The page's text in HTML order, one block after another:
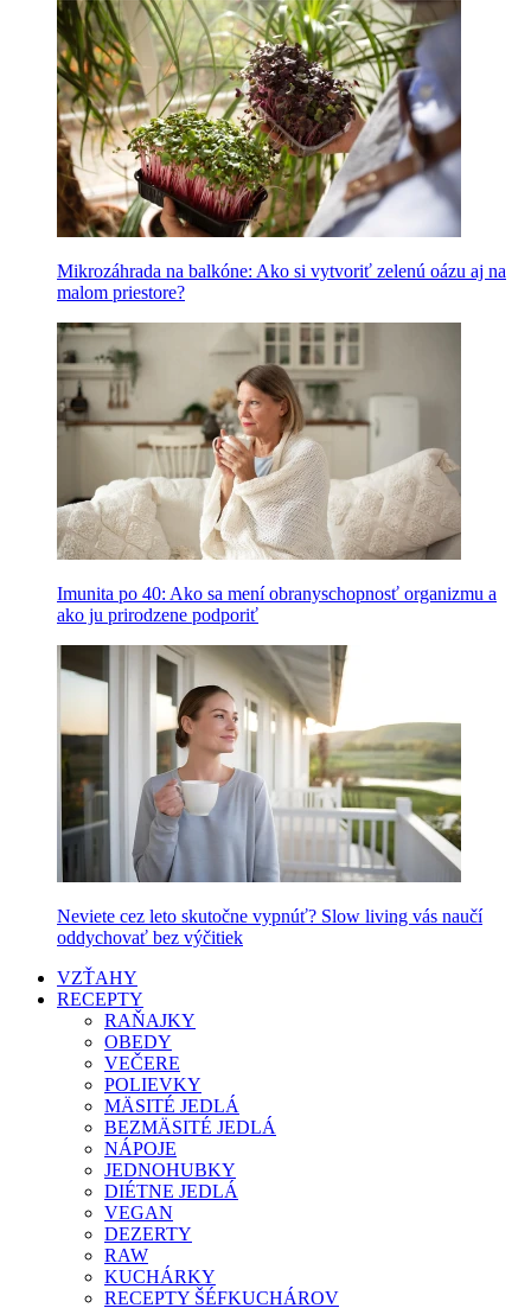
Mikrozáhrada na balkóne: Ako si vytvoriť zelenú oázu aj na
malom priestore?
Imunita po 40: Ako sa mení obranyschopnosť organizmu a
ako ju prirodzene podporiť
Neviete cez leto skutočne vypnúť? Slow living vás naučí
oddychovať bez výčitiek
VZŤAHY
RECEPTY
RAŇAJKY
OBEDY
VEČERE
POLIEVKY
MÄSITÉ JEDLÁ
BEZMÄSITÉ JEDLÁ
NÁPOJE
JEDNOHUBKY
DIÉTNE JEDLÁ
VEGAN
DEZERTY
RAW
KUCHÁRKY
RECEPTY ŠÉFKUCHÁROV